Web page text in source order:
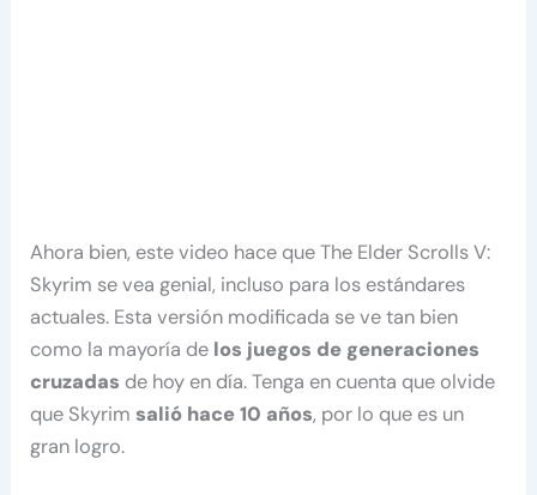
Ahora bien, este video hace que The Elder Scrolls V:
Skyrim se vea genial, incluso para los estándares
actuales. Esta versión modificada se ve tan bien
como la mayoría de los juegos de generaciones
cruzadas de hoy en día. Tenga en cuenta que olvide
que Skyrimsalió hace 10 años, por lo que es un
gran logro.